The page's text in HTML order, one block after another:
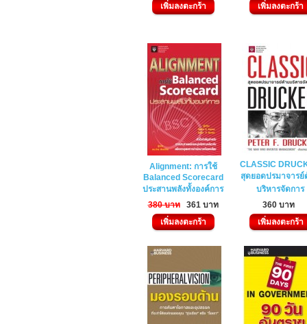
เพิ่มลงตะกร้า
เพิ่มลงตะกร้า
Alignment: การใช้
Balanced Scorecard
ประสานพลังทั้งองค์การ
380 บาท
361 บาท
เพิ่มลงตะกร้า
CLASSIC
สุดยอดปรมาจารย์
บริหารจัดการ
360 บาท
เพิ่มลงตะกร้า